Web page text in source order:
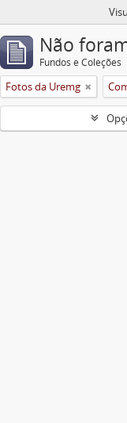
Não
Fundos e Coleções
Fotos da Uremg